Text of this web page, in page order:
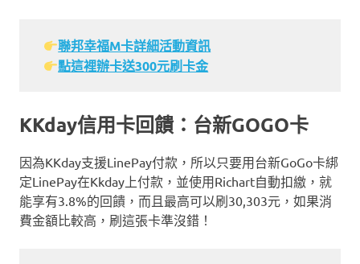
聯邦幸福M卡詳細活動資訊
點這裡辦卡送300元刷卡金
KKday信用卡回饋：台新GOGO卡
因為KKday支援LinePay付款，所以只要用台新GoGo卡綁
定LinePay在Kkday上付款，並使用Richart自動扣繳，就
能享有3.8%的回饋，而且最高可以刷30,303元，如果消
費金額比較高，刷這張卡準沒錯！